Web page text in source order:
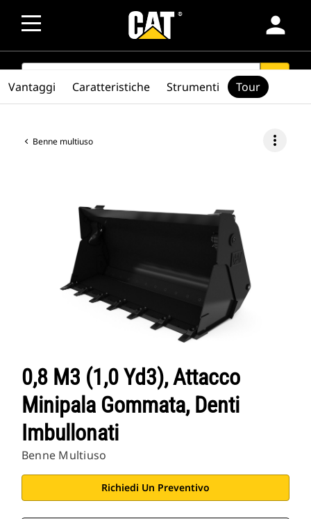
person
SEARCH search
Benne multiuso more_vert
0,8 M3 (1,0 Yd3), Attacco
Minipala Gommata, Denti
Imbullonati
Benne Multiuso
Richiedi Un Preventivo
Vantaggi Caratteristiche Strumenti Tour